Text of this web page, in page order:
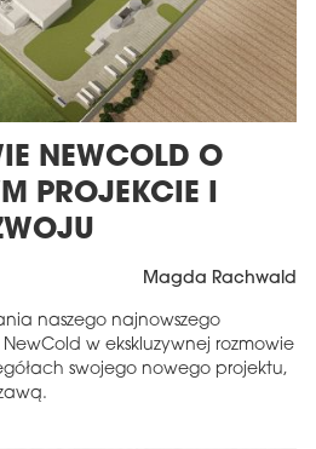
NEWCOLD O
PROJEKCIE I
Magda Rachwald
naszego najnowszego
w ekskluzywnej rozmowie
swojego nowego projektu,